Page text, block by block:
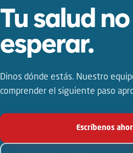
Tu salud
esperar.
Dinos dónde estás. Nuestro
comprender el siguiente paso
Escríbenos